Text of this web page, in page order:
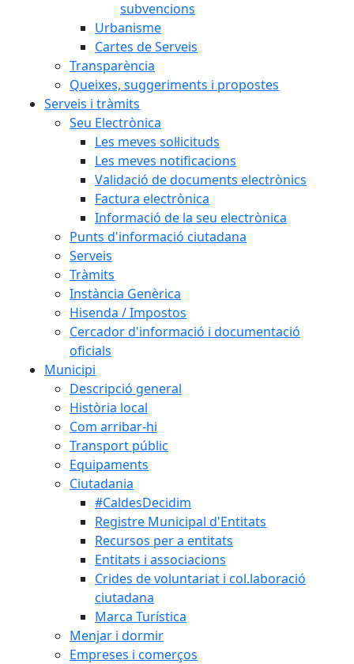
subvencions
Urbanisme
Cartes de Serveis
Transparència
Queixes, suggeriments i propostes
Serveis i tràmits
Seu Electrònica
Les meves sol·licituds
Les meves notificacions
Validació de documents electrònics
Factura electrònica
Informació de la seu electrònica
Punts d'informació ciutadana
Serveis
Tràmits
Instància Genèrica
Hisenda / Impostos
Cercador d'informació i documentació
oficials
Municipi
Descripció general
Història local
Com arribar-hi
Transport públic
Equipaments
Ciutadania
#CaldesDecidim
Registre Municipal d'Entitats
Recursos per a entitats
Entitats i associacions
Crides de voluntariat i col.laboració
ciutadana
Marca Turística
Menjar i dormir
Empreses i comerços